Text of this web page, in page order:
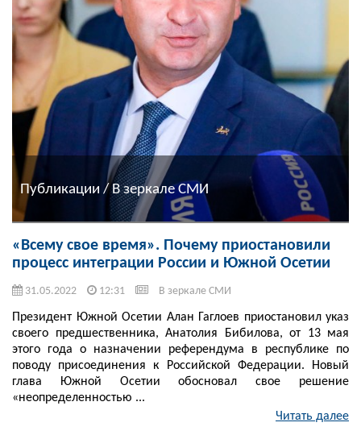
Публикации / В зеркале СМИ
«Всему свое время». Почему приостановили
процесс интеграции России и Южной Осетии
31.05.2022 12:31 В зеркале СМИ
Президент Южной Осетии Алан Гаглоев приостановил указ
своего предшественника, Анатолия Бибилова, от 13 мая
этого года о назначении референдума в республике по
поводу присоединения к Российской Федерации. Новый
глава Южной Осетии обосновал свое решение
«неопределенностью ...
Читать далее